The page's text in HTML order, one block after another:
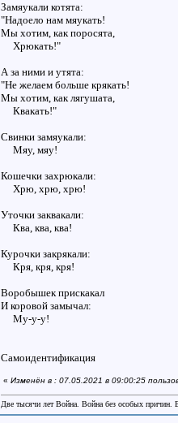
Замяукали котята:
"Надоело нам мяукать!
Мы хотим, как поросята,
Хрюкать!"
А за ними и утята:
"Не желаем больше крякать!
Мы хотим, как лягушата,
Квакать!"
Свинки замяукали:
Мяу, мяу!
Кошечки захрюкали:
Хрю, хрю, хрю!
Уточки заквакали:
Ква, ква, ква!
Курочки закрякали:
Кря, кря, кря!
Воробышек прискакал
И коровой замычал:
Му-у-у!
Самоидентификация
« Изменён в : 07.05.2021 в 09:00:25
Две тысячи лет Война. Война без особых